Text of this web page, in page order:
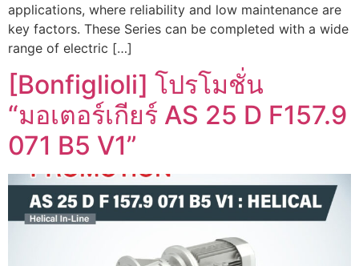
applications, where reliability and low maintenance are
key factors. These Series can be completed with a wide
range of electric […]
[Bonfiglioli] โปรโมชั่น
“มอเตอร์เกียร์ AS 25 D F157.9
071 B5 V1”